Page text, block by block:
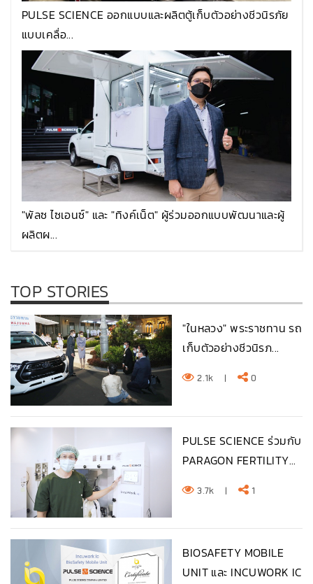
PULSE SCIENCE ออกแบบและผลิตตู้เก็บตัวอย่างชีวนิรภัย
แบบเคลื่อ...
"พัลซ ไซเอนซ์" และ "ทิงค์เน็ต" ผู้ร่วมออกแบบพัฒนาและผู้
ผลิตผ...
TOP STORIES
"ในหลวง" พระราชทาน รถ
เก็บตัวอย่างชีวนิรภ...
2.1k | 0
PULSE SCIENCE ร่วมกับ
PARAGON FERTILITY...
3.7k | 1
BIOSAFETY MOBILE
UNIT และ INCUWORK IC